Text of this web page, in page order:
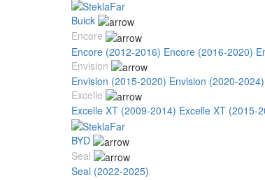
Buick
Encore
Encore (2012-2016) Encore (2016-2020)
Envision
Envision (2015-2020) Envision (2020-2024)
Excelle
Excelle XT (2009-2014) Excelle XT (2015-
BYD
Seal
Seal (2022-2025)